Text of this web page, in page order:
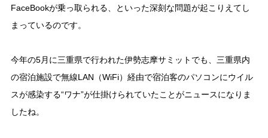
FaceBookが乗っ取られる、といった深刻な問題が起こりえてし
まっているのです。
今年の5月に三重県で行われた伊勢志摩サミットでも、三重県内
の宿泊施設で無線LAN（WiFi）経由で宿泊客のパソコンにウイル
スが感染する“ワナ”が仕掛けられていたことがニュースになりま
したね。